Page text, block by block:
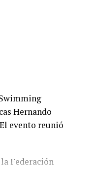
Hernando
evento reunió
Federación